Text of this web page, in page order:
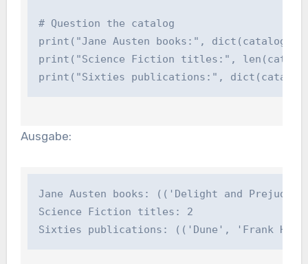
# Question the catalog
print("Jane Austen books:",
print("Science Fiction titles:",
print("Sixties publications:",
Ausgabe:
Jane Austen books: (('Delight and
Science Fiction titles: 2
Sixties publications: (('Dune', 'Frank